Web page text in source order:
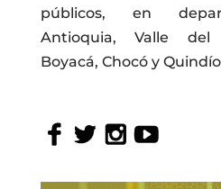
públicos, en
Antioquia, Valle del
Boyacá, Chocó y